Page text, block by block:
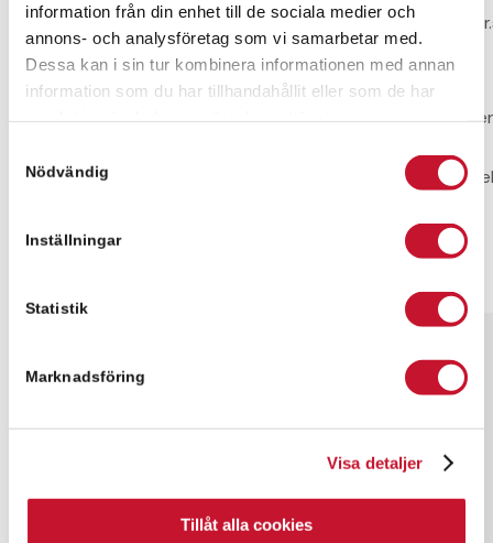
information från din enhet till de sociala medier och
annons- och analysföretag som vi samarbetar med.
Dessa kan i sin tur kombinera informationen med annan
information som du har tillhandahållit eller som de har
Nödvändig
Inställningar
Statistik
Marknadsföring
Visa detaljer
Tillåt alla cookies
<a href=”mailto:mark.silfver@relier.se ”>
0760 – 08 97 27
&nbsp;
Magnus Silfver, Styrelseordförande, Relier AB &amp;
href=”mailto:
Mark Silfver
mark.silfver@relier.se